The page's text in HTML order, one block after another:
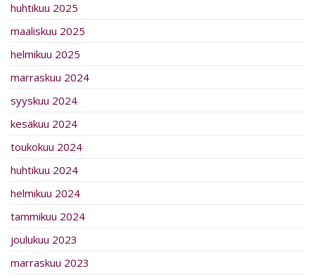
huhtikuu 2025
maaliskuu 2025
helmikuu 2025
marraskuu 2024
syyskuu 2024
kesäkuu 2024
toukokuu 2024
huhtikuu 2024
helmikuu 2024
tammikuu 2024
joulukuu 2023
marraskuu 2023